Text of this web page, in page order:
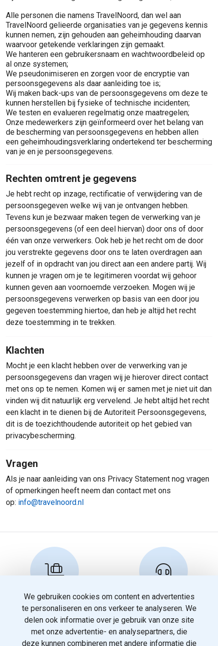
Alle personen die namens TravelNoord, dan wel aan
TravelNoord gelieerde organisaties van je gegevens kennis
kunnen nemen, zijn gehouden aan geheimhouding daarvan
waarvoor getekende verklaringen zijn gemaakt.
We hanteren een gebruikersnaam en wachtwoordbeleid op
al onze systemen;
We pseudonimiseren en zorgen voor de encryptie van
persoonsgegevens als daar aanleiding toe is;
Wij maken back-ups van de persoonsgegevens om deze te
kunnen herstellen bij fysieke of technische incidenten;
We testen en evalueren regelmatig onze maatregelen;
Onze medewerkers zijn geïnformeerd over het belang van
de bescherming van persoonsgegevens en hebben allen
een geheimhoudingsverklaring ondertekend ter bescherming
van je en je persoonsgegevens.
Rechten omtrent je gegevens
Je hebt recht op inzage, rectificatie of verwijdering van de
persoonsgegeven welke wij van je ontvangen hebben.
Tevens kun je bezwaar maken tegen de verwerking van je
persoonsgegevens (of een deel hiervan) door ons of door
één van onze verwerkers. Ook heb je het recht om de door
jou verstrekte gegevens door ons te laten overdragen aan
jezelf of in opdracht van jou direct aan een andere partij. Wij
kunnen je vragen om je te legitimeren voordat wij gehoor
kunnen geven aan voornoemde verzoeken. Mogen wij je
persoonsgegevens verwerken op basis van een door jou
gegeven toestemming hiertoe, dan heb je altijd het recht
deze toestemming in te trekken.
Klachten
Mocht je een klacht hebben over de verwerking van je
persoonsgegevens dan vragen wij je hierover direct contact
met ons op te nemen. Komen wij er samen met je niet uit dan
vinden wij dit natuurlijk erg vervelend. Je hebt altijd het recht
een klacht in te dienen bij de Autoriteit Persoonsgegevens,
dit is de toezichthoudende autoriteit op het gebied van
privacybescherming.
Vragen
Als je naar aanleiding van ons Privacy Statement nog vragen
of opmerkingen heeft neem dan contact met ons
op: info@travelnoord.nl
Reserveren en info
info@travelnoord.nl
Klantenservice
088 - 058 0500
We gebruiken cookies om content en advertenties
te personaliseren en ons verkeer te analyseren. We
delen ook informatie over je gebruik van onze site
met onze advertentie- en analysepartners, die
deze kunnen combineren met andere informatie die